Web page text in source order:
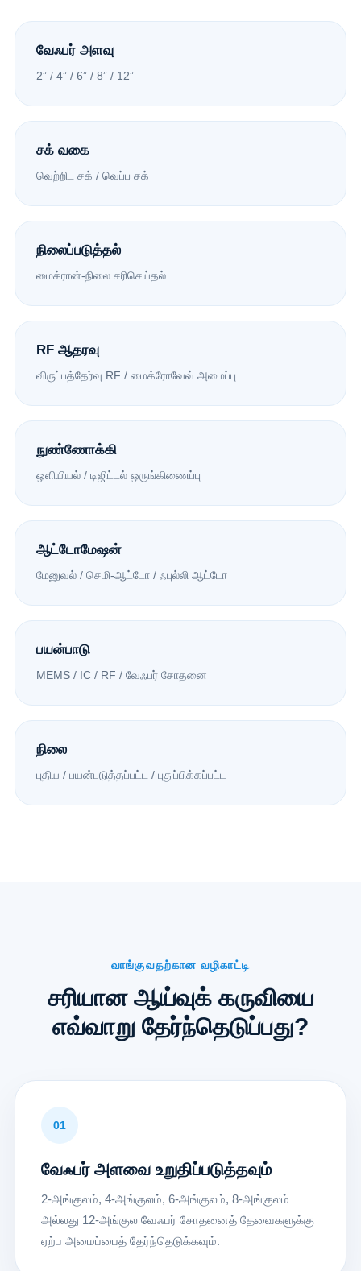
வேஃபர் அளவு
2” / 4” / 6” / 8” / 12”
சக் வகை
வெற்றிட சக் / வெப்ப சக்
நிலைப்படுத்தல்
மைக்ரான்-நிலை சரிசெய்தல்
RF ஆதரவு
விருப்பத்தேர்வு RF / மைக்ரோவேவ் அமைப்பு
நுண்ணோக்கி
ஒளியியல் / டிஜிட்டல் ஒருங்கிணைப்பு
ஆட்டோமேஷன்
மேனுவல் / செமி-ஆட்டோ / ஃபுல்லி ஆட்டோ
பயன்பாடு
MEMS / IC / RF / வேஃபர் சோதனை
நிலை
புதிய / பயன்படுத்தப்பட்ட / புதுப்பிக்கப்பட்ட
வாங்குவதற்கான வழிகாட்டி
சரியான ஆய்வுக் கருவியை
எவ்வாறு தேர்ந்தெடுப்பது?
01
வேஃபர் அளவை உறுதிப்படுத்தவும்
2-அங்குலம், 4-அங்குலம், 6-அங்குலம், 8-அங்குலம்
அல்லது 12-அங்குல வேஃபர் சோதனைத் தேவைகளுக்கு
ஏற்ப அமைப்பைத் தேர்ந்தெடுக்கவும்.